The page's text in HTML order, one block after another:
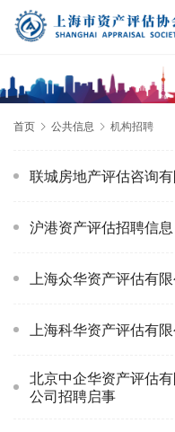
首页 公共信息 机构招聘
联城房地产评估咨询
沪港资产评估招聘信息
上海众华资产评估有
上海科华资产评估有
北京中企华资产评估
公司招聘启事